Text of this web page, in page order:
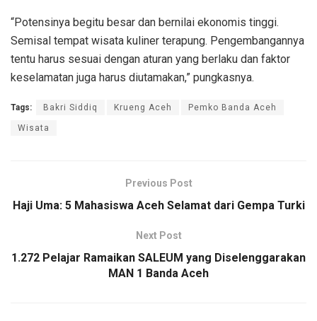
“Potensinya begitu besar dan bernilai ekonomis tinggi.
Semisal tempat wisata kuliner terapung. Pengembangannya
tentu harus sesuai dengan aturan yang berlaku dan faktor
keselamatan juga harus diutamakan,” pungkasnya.
Tags: Bakri Siddiq Krueng Aceh Pemko Banda Aceh
Wisata
Previous Post
Haji Uma: 5 Mahasiswa Aceh Selamat dari Gempa Turki
Next Post
1.272 Pelajar Ramaikan SALEUM yang Diselenggarakan
MAN 1 Banda Aceh